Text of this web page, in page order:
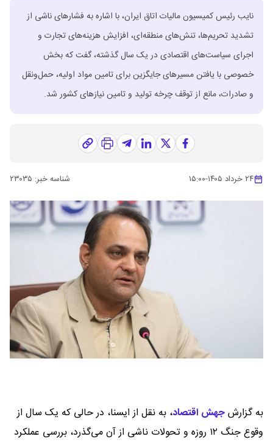
نایب رئیس کمیسیون مالیات اتاق ایران، با اشاره به فشارهای ناشی از
تشدید تحریم‌ها، تنش‌های منطقه‌ای، افزایش هزینه‌های تجارت و
اجرای سیاست‌های اقتصادی در یک سال گذشته، گفت که بخش
خصوصی با یافتن مسیرهای جایگزین برای تامین مواد اولیه، حمل‌ونقل
و صادرات، مانع از توقف چرخه تولید و تامین نیازهای کشور شد.
۲۴ خرداد ۱۴۰۵ -۱۵:۰۰ شناسه خبر: ۲۳۰۳۵
به گزارشجهش اقتصاد، به نقل از ایسنا، در حالی که یک سال از
وقوع جنگ ۱۲ روزه و تحولات ناشی از آن می‌گذرد، بررسی عملکرد